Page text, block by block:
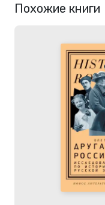
Похожие книги